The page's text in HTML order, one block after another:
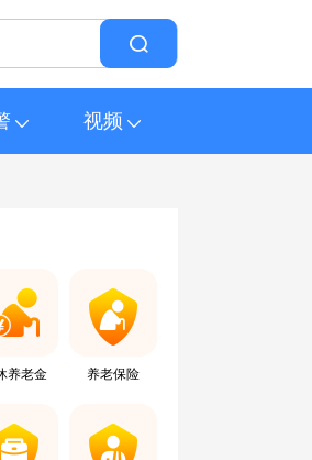
视频
养老金 养老保险